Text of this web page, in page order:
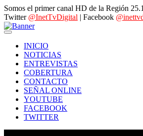
Somos el primer canal HD de la Región
Twitter @InetTvDigital | Facebook
INICIO
NOTICIAS
ENTREVISTAS
COBERTURA
CONTACTO
SEÑAL ONLINE
YOUTUBE
FACEBOOK
TWITTER